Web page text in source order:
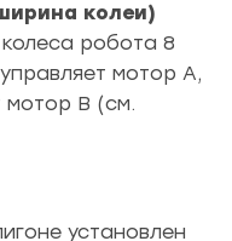
колеи)
робота 8
мотор А,
мотор В (см.
установлен